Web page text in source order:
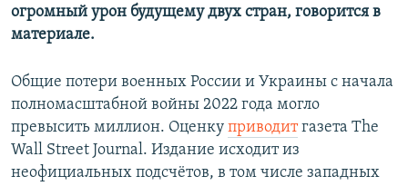
Все сайты РСЕ/РС
огромный урон будущему двух стран, говорится в
материале.
Общие потери военных России и Украины с начала
полномасштабной войны 2022 года могло
превысить миллион. Оценку приводитгазета The
Wall Street Journal. Издание исходит из
неофициальных подсчётов, в том числе западных